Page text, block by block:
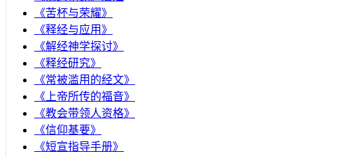
《苦杯与荣耀》
《释经与应用》
《解经神学探讨》
《释经研究》
《常被滥用的经文》
《上帝所传的福音》
《教会带领人资格》
《信仰基要》
《短宣指导手册》